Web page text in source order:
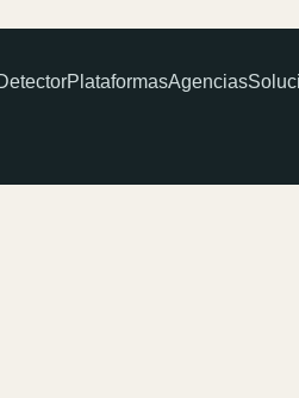
PlataformasAgencias